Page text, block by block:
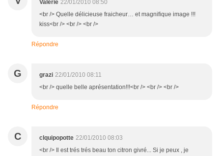
Valérie 22/01/2010 08:50
<br /> Quelle délicieuse fraicheur… et magnifique image !!!
kiss<br /> <br /> <br />
Répondre
G grazi 22/01/2010 08:11
<br /> quelle belle aprésentation!!!<br /> <br /> <br />
Répondre
C clquipopotte 22/01/2010 08:03
<br /> Il est trés trés beau ton citron givré... Si je peux , je